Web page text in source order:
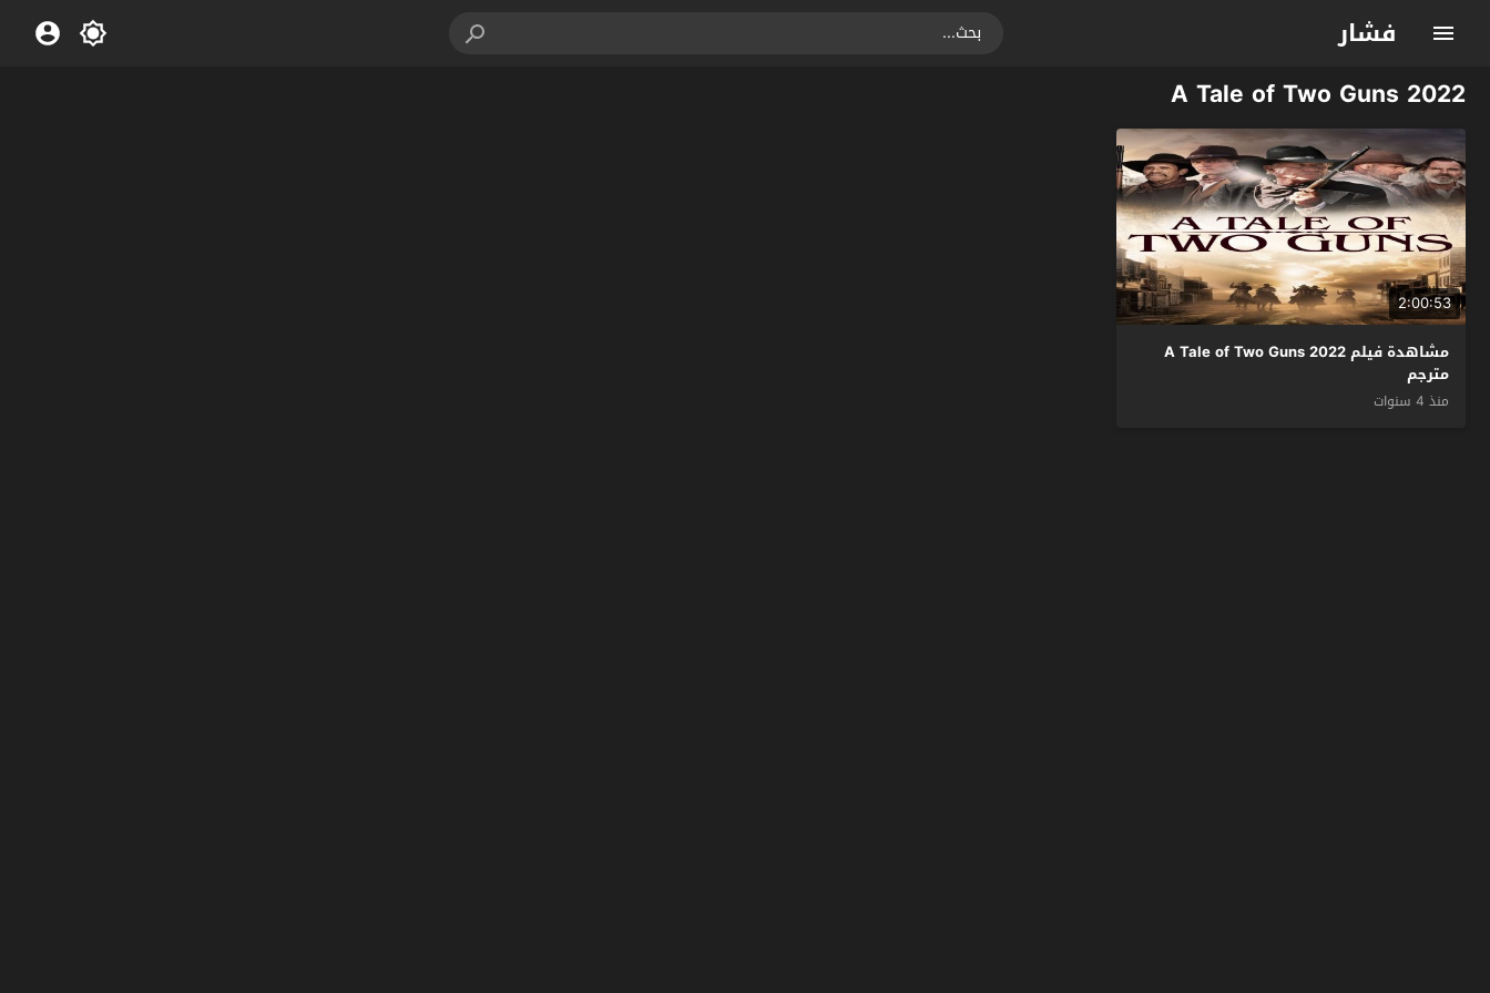
فشار
A Tale of Two Guns 2022
2:00:53
مشاهدة فيلم A Tale of Two Guns 2022
مترجم
منذ 4 سنوات